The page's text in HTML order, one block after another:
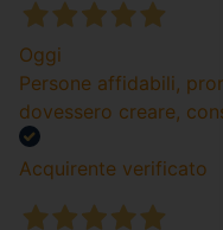
Oggi
Persone affidabili,
dovessero creare,
Acquirente verificato